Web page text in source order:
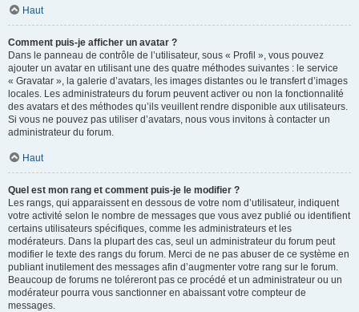
Haut
Comment puis-je afficher un avatar ?
Dans le panneau de contrôle de l’utilisateur, sous « Profil », vous pouvez
ajouter un avatar en utilisant une des quatre méthodes suivantes : le service
« Gravatar », la galerie d’avatars, les images distantes ou le transfert d’images
locales. Les administrateurs du forum peuvent activer ou non la fonctionnalité
des avatars et des méthodes qu’ils veuillent rendre disponible aux utilisateurs.
Si vous ne pouvez pas utiliser d’avatars, nous vous invitons à contacter un
administrateur du forum.
Haut
Quel est mon rang et comment puis-je le modifier ?
Les rangs, qui apparaissent en dessous de votre nom d’utilisateur, indiquent
votre activité selon le nombre de messages que vous avez publié ou identifient
certains utilisateurs spécifiques, comme les administrateurs et les
modérateurs. Dans la plupart des cas, seul un administrateur du forum peut
modifier le texte des rangs du forum. Merci de ne pas abuser de ce système en
publiant inutilement des messages afin d’augmenter votre rang sur le forum.
Beaucoup de forums ne toléreront pas ce procédé et un administrateur ou un
modérateur pourra vous sanctionner en abaissant votre compteur de
messages.